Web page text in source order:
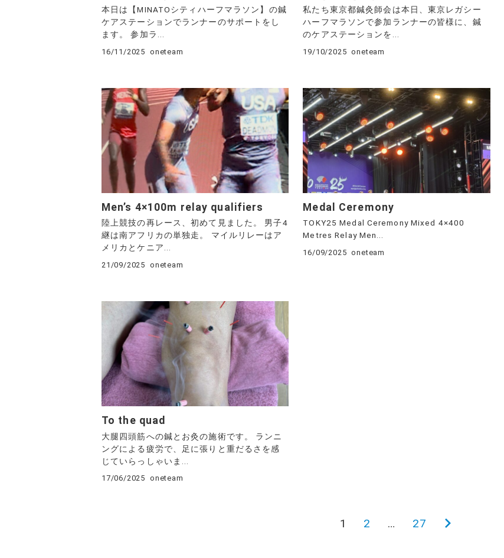
本日は【MINATOシティハーフマラソン】の鍼
ケアステーションでランナーのサポートをし
ます。 参加ラ...
16/11/2025 oneteam
私たち東京都鍼灸師会は本日、東京レガシー
ハーフマラソンで参加ランナーの皆様に、鍼
のケアステーションを...
19/10/2025 oneteam
Men’s 4×100m relay qualifiers
陸上競技の再レース、初めて見ました。 男子4
継は南アフリカの単独走。 マイルリレーはア
メリカとケニア...
21/09/2025 oneteam
Medal Ceremony
TOKY25 Medal Ceremony Mixed 4×400
Metres Relay Men...
16/09/2025 oneteam
To the quad
大腿四頭筋への鍼とお灸の施術です。 ランニ
ングによる疲労で、足に張りと重だるさを感
じていらっしゃいま...
17/06/2025 oneteam
1 2 … 27
次